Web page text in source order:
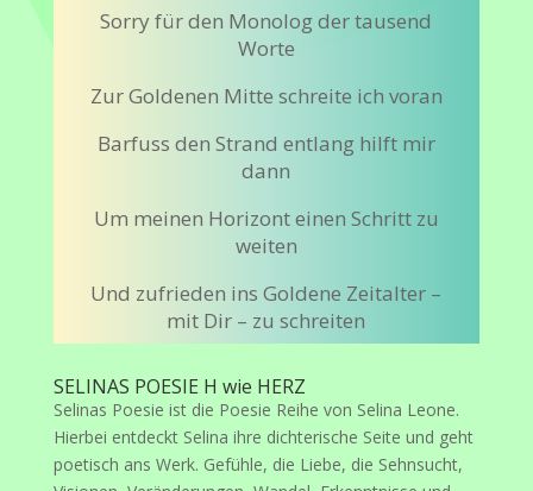
Sorry für den Monolog der tausend
Worte
Zur Goldenen Mitte schreite ich voran
Barfuss den Strand entlang hilft mir
dann
Um meinen Horizont einen Schritt zu
weiten
Und zufrieden ins Goldene Zeitalter –
mit Dir – zu schreiten
SELINAS POESIE H wie HERZ
Selinas Poesie ist die Poesie Reihe von Selina Leone.
Hierbei entdeckt Selina ihre dichterische Seite und geht
poetisch ans Werk. Gefühle, die Liebe, die Sehnsucht,